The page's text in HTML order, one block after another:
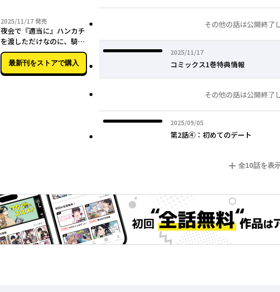
2025/11/172025年11月17日
発売
夜会で『適当に』ハンカチ
を渡しただけなのに、騎士
様から婚約を迫られていま
す １
最新刊をストアで購入
その他の話は公開終了
2025/11/17
2025年11月17日
コミックス1巻特典情報
その他の話は公開終了
2025/09/05
2025年09月05日
第2話④：初めてのデート
全10話を表